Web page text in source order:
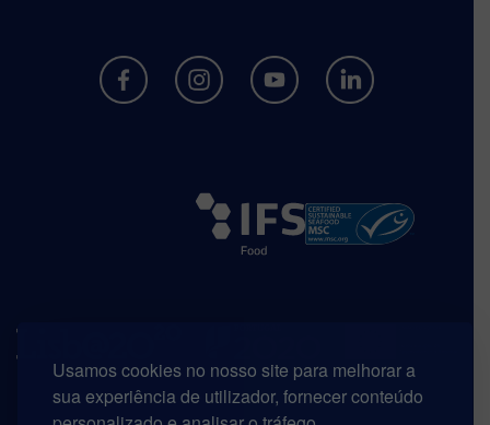
Usamos cookies no nosso site para melhorar a
sua experiência de utilizador, fornecer conteúdo